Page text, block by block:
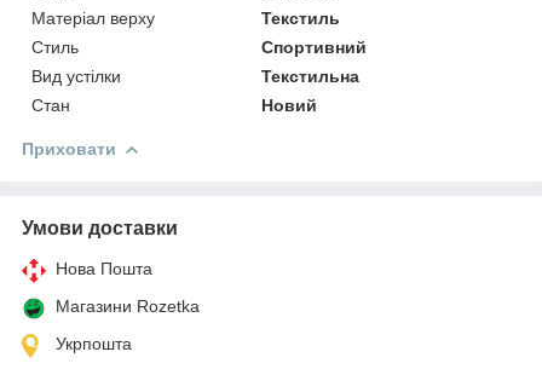
Матеріал верху
Текстиль
Стиль
Спортивний
Вид устілки
Текстильна
Стан
Новий
Приховати
Умови доставки
Нова Пошта
Магазини Rozetka
Укрпошта